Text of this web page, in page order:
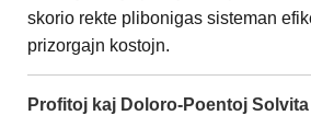
skorio rekte plibonigas sisteman
prizorgajn kostojn.
Profitoj kaj Doloro-Poentoj Solvita